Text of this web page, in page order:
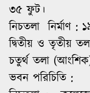
৩৫ ফুট।
নিচতলা নির্মাণ :
দ্বিতীয় ও তৃতীয়
চতুর্থ তলা
ভবন পরিচিতি :